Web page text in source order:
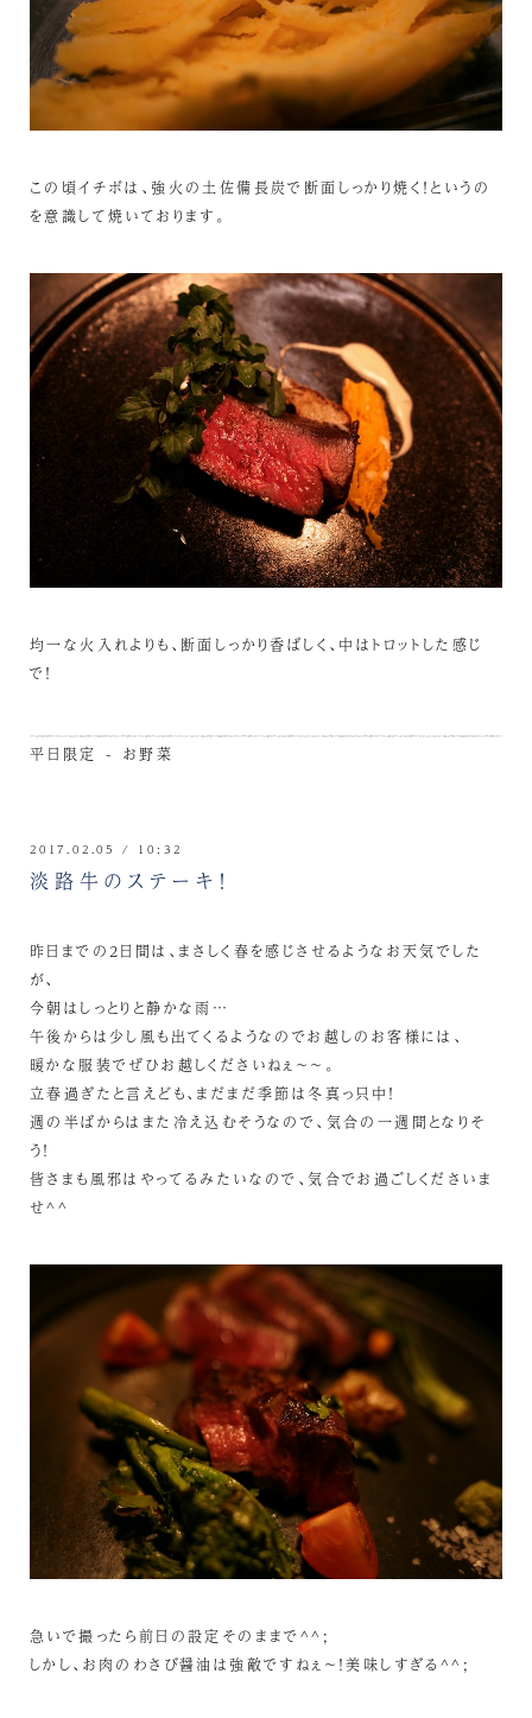
この頃イチボは、強火の土佐備長炭で断面しっかり焼く！というの
を意識して焼いております。
均一な火入れよりも、断面しっかり香ばしく、中はトロットした感じ
で！
平日限定 - お野菜
2017.02.05 / 10:32
淡路牛のステーキ！
昨日までの2日間は、まさしく春を感じさせるようなお天気でした
が、
今朝はしっとりと静かな雨…
午後からは少し風も出てくるようなのでお越しのお客様には、
暖かな服装でぜひお越しくださいねぇ～～。
立春過ぎたと言えども、まだまだ季節は冬真っ只中！
週の半ばからはまた冷え込むそうなので、気合の一週間となりそ
う！
皆さまも風邪はやってるみたいなので、気合でお過ごしくださいま
せ^^
急いで撮ったら前日の設定そのままで^^;
しかし、お肉のわさび醤油は強敵ですねぇ～！美味しすぎる^^;